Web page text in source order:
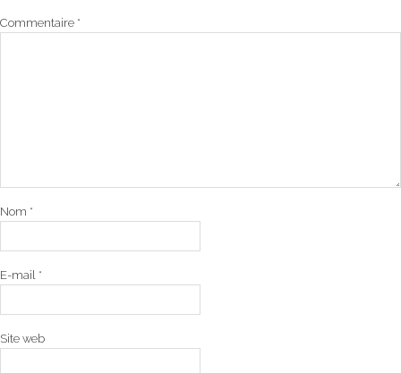
Commentaire *
Nom *
E-mail *
Site web